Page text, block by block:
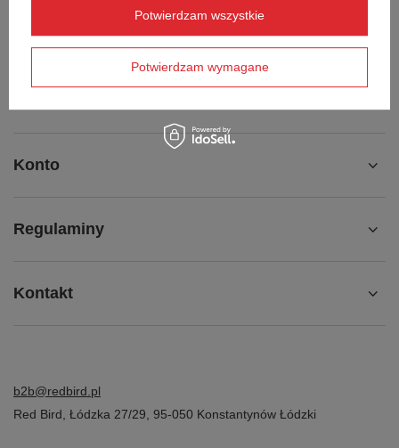
Śledzenie przesyłki
Chcę zareklamować produkt
Chcę odstąpić od umowy
Konto
Regulaminy
Kontakt
b2b@redbird.pl
Red Bird Łódzka 27/29 95-050 Konstantynów Łódzki
Potwierdzam wymagane
Potwierdzam wszystkie